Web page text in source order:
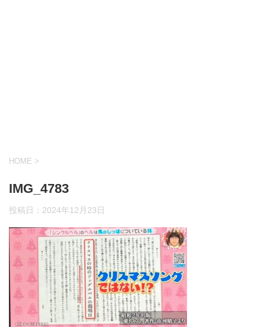
HOME >
IMG_4783
投稿日： 2024年12月23日